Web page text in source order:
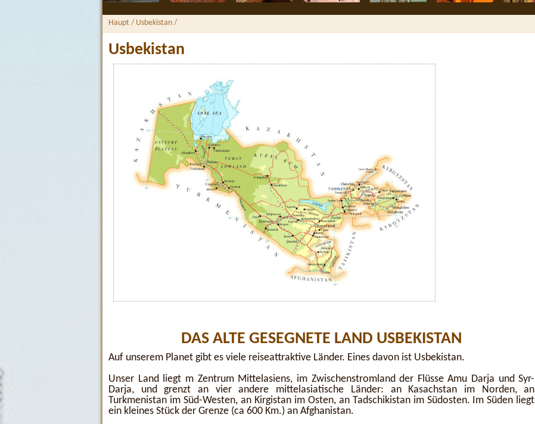
Haupt / Usbekistan /
Usbekistan
DAS ALTE GESEGNETE LAND USBEKISTAN
Auf unserem Planet gibt es viele reiseattraktive Länder. Eines davon ist Usbekistan.
Unser Land liegt m Zentrum Mittelasiens, im Zwischenstromland der Flüsse Amu Darja und Syr-
Darja, und grenzt an vier andere mittelasiatische Länder: an Kasachstan im Norden, an
Turkmenistan im Süd-Westen, an Kirgistan im Osten, an Tadschikistan im Südosten. Im Süden liegt
ein kleines Stück der Grenze (ca 600 Km.) an Afghanistan.